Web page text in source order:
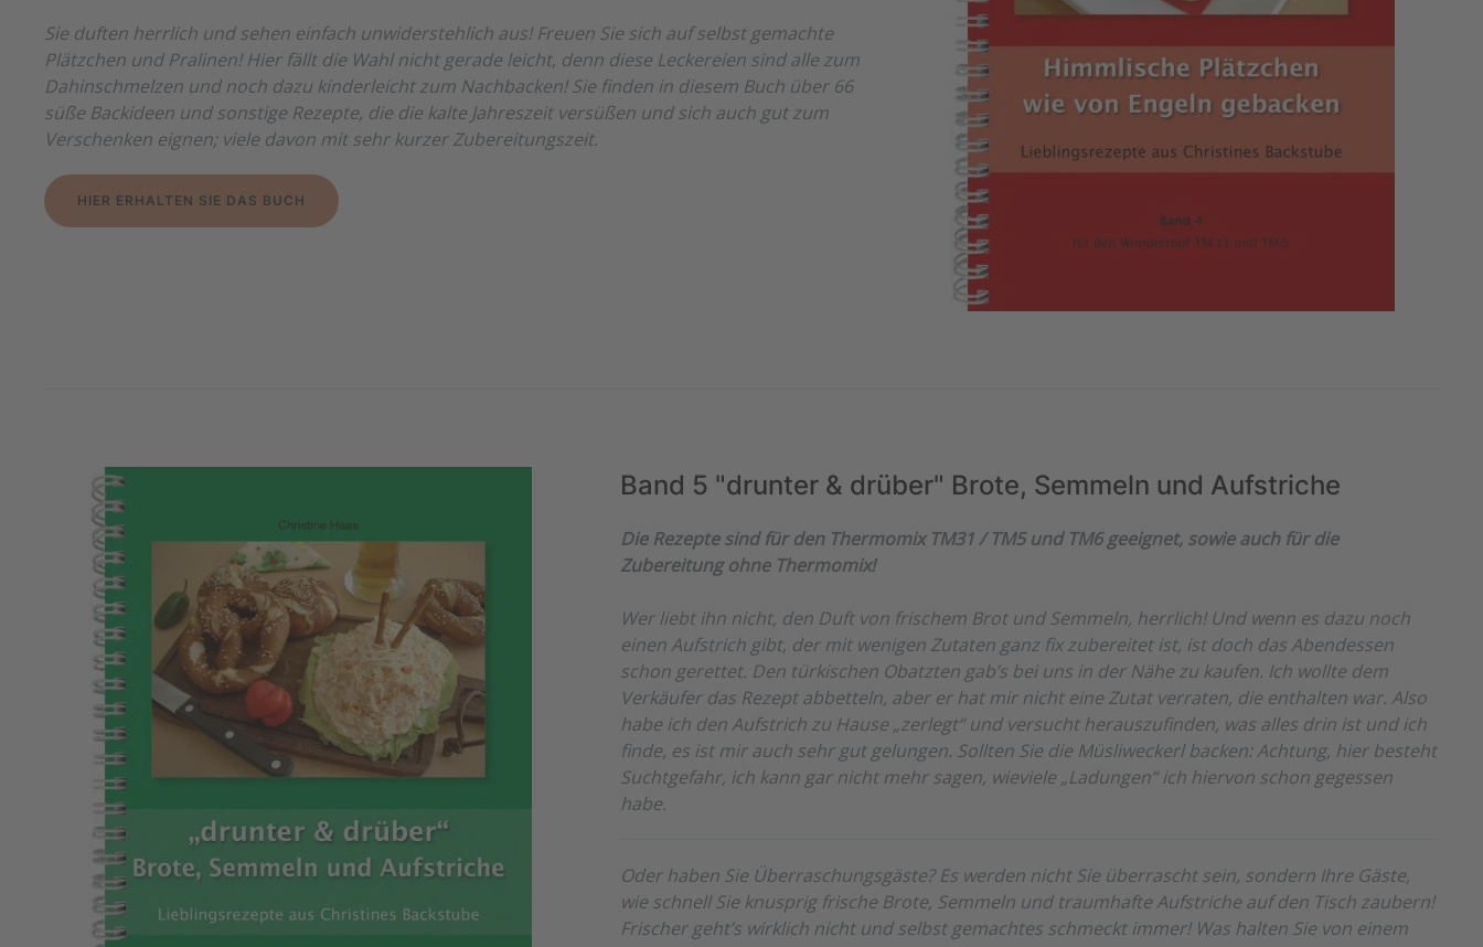
Sie duften herrlich und sehen einfach unwiderstehlich aus! Freuen Sie sich auf selbst gemachte
Plätzchen und Pralinen! Hier fällt die Wahl nicht gerade leicht, denn diese Leckereien sind alle zum
Dahinschmelzen und noch dazu kinderleicht zum Nachbacken! Sie finden in diesem Buch über 66
süße Backideen und sonstige Rezepte, die die kalte Jahreszeit versüßen und sich auch gut zum
Verschenken eignen; viele davon mit sehr kurzer Zubereitungszeit.
HIER ERHALTEN SIE DAS BUCH
Band 5 "drunter & drüber" Brote, Semmeln und Aufstriche
Die Rezepte sind für den Thermomix TM31 / TM5 und TM6 geeignet, sowie auch für die
Zubereitung ohne Thermomix!
Wer liebt ihn nicht, den Duft von frischem Brot und Semmeln, herrlich! Und wenn es dazu noch
einen Aufstrich gibt, der mit wenigen Zutaten ganz fix zubereitet ist, ist doch das Abendessen
schon gerettet. Den türkischen Obatzten gab’s bei uns in der Nähe zu kaufen. Ich wollte dem
Verkäufer das Rezept abbetteln, aber er hat mir nicht eine Zutat verraten, die enthalten war. Also
habe ich den Aufstrich zu Hause „zerlegt“ und versucht herauszufinden, was alles drin ist und ich
finde, es ist mir auch sehr gut gelungen. Sollten Sie die Müsliweckerl backen: Achtung, hier besteht
Suchtgefahr, ich kann gar nicht mehr sagen, wieviele „Ladungen“ ich hiervon schon gegessen
habe.
Oder haben Sie Überraschungsgäste? Es werden nicht Sie überrascht sein, sondern Ihre Gäste,
wie schnell Sie knusprig frische Brote, Semmeln und traumhafte Aufstriche auf den Tisch zaubern!
Frischer geht’s wirklich nicht und selbst gemachtes schmeckt immer! Was halten Sie von einem